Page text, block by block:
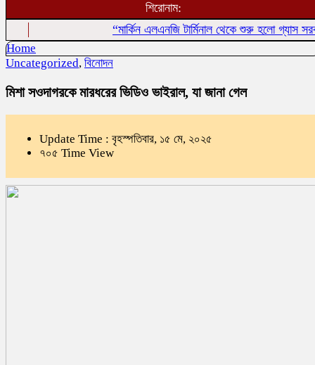
শিরোনাম:
“মার্কিন এলএনজি টার্মিনাল থেকে শুরু হলো গ্যাস সরবরাহ”
Home
Uncategorized, বিনোদন
মিশা সওদাগরকে মারধরের ভিডিও ভাইরাল, যা জানা গেল
Update Time : বৃহস্পতিবার, ১৫ মে, ২০২৫
৭০৫ Time View